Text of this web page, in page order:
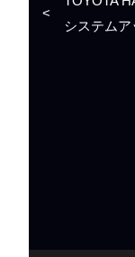
<
システムア